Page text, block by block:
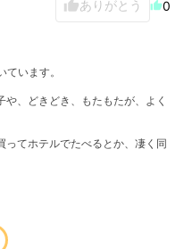
thumb_upありがとう thumb_up0
います。
、どきどき、もたもたが、よく
ってホテルでたべるとか、凄く同